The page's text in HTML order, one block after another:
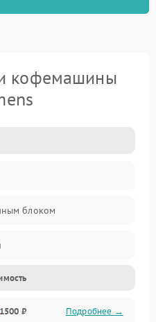
кофемашины
блоком
1500 ₽ Подробнее →